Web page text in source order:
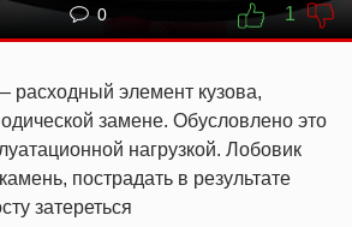
0 1
расходный элемент кузова,
замене. Обусловлено это
нагрузкой. Лобовик
пострадать в результате
затереться